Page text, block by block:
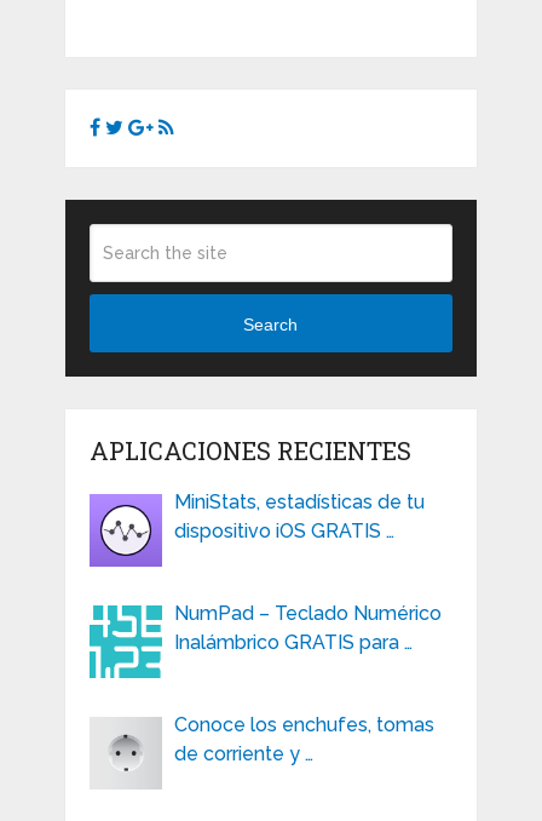
Search
APLICACIONES RECIENTES
MiniStats, estadísticas de tu
dispositivo iOS GRATIS …
NumPad – Teclado Numérico
Inalámbrico GRATIS para …
Conoce los enchufes, tomas
de corriente y …